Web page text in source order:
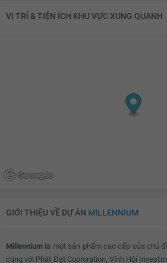
VỊ TRÍ & TIỆN ÍCH KHU VỰC XUNG QUANH
GIỚI THIỆU VỀ DỰ ÁN MILLENNIUM
Millennium là một sản phẩm cao cấp của chủ
cùng với Phát Đạt Coproration, Vĩnh Hội